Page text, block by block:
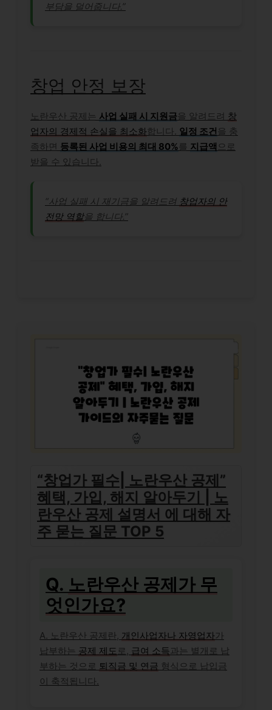
부담을 덜어줍니다.”
창업 안정 보장
노란우산 공제는 사업 실패 시 지원금을 알려드려 창
업자의 경제적 손실을 최소화합니다. 일정 조건을 충
족하면 등록된 사업 비용의 최대 80%를 지급액 으로
받을 수 있습니다.
“사업 실패 시 재기금을 알려드려 창업자의 안
전망 역할을 합니다.”
“창업가 필수| 노란우산 공제”
혜택, 가입, 해지 알아두기 | 노
란우산 공제 설명서 에 대해 자
주 묻는 질문 TOP 5
Q. 노란우산 공제가 무
엇인가요?
A. 노란우산 공제란, 개인사업자나 자영업자가
납부하는 공제 제도 로, 급여 소득과는 별개로 납
부하는 것으로 퇴직금 및 연금 형식으로 납입금
이 축적됩니다.